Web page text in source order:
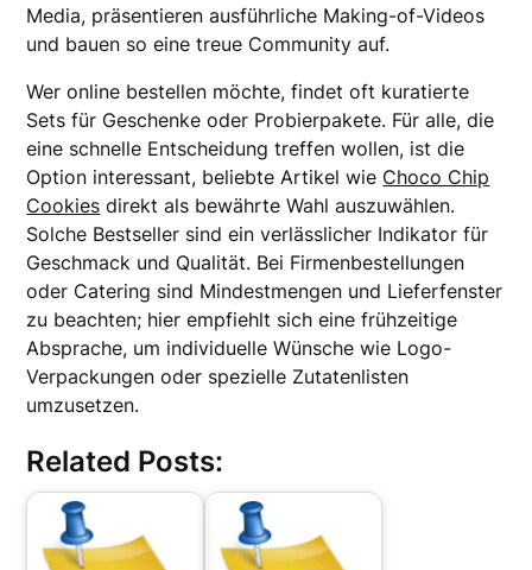
Media, präsentieren ausführliche Making-of-Videos
und bauen so eine treue Community auf.
Wer online bestellen möchte, findet oft kuratierte
Sets für Geschenke oder Probierpakete. Für alle, die
eine schnelle Entscheidung treffen wollen, ist die
Option interessant, beliebte Artikel wie Choco Chip
Cookies direkt als bewährte Wahl auszuwählen.
Solche Bestseller sind ein verlässlicher Indikator für
Geschmack und Qualität. Bei Firmenbestellungen
oder Catering sind Mindestmengen und Lieferfenster
zu beachten; hier empfiehlt sich eine frühzeitige
Absprache, um individuelle Wünsche wie Logo-
Verpackungen oder spezielle Zutatenlisten
umzusetzen.
Related Posts: